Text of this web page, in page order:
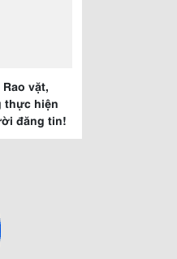
vặt,
thực hiện
đăng tin!